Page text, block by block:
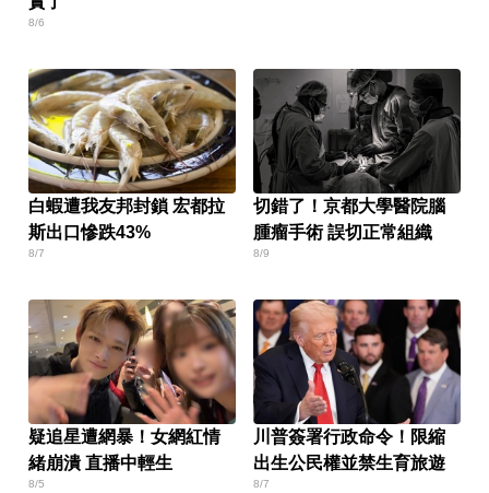
8/6
白蝦遭我友邦封鎖 宏都拉
斯出口慘跌43%
8/7
切錯了！京都大學醫院腦
腫瘤手術 誤切正常組織
8/9
疑追星遭網暴！女網紅情
緒崩潰 直播中輕生
8/5
川普簽署行政命令！限縮
出生公民權並禁生育旅遊
8/7